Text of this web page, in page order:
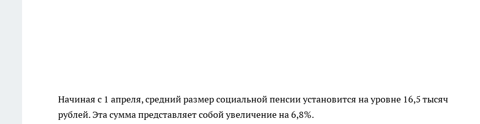
Начиная с 1 апреля, средний размер социальной пенсии установится на уровне 16,5 тысяч
рублей. Эта сумма представляет собой увеличение на 6,8%.